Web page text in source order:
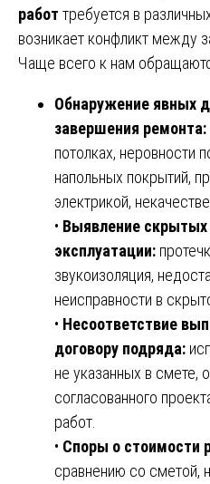
работ требуется в
возникает конфликт между
Чаще всего к нам
Обнаружение явных
завершения ремонта:
потолках, неровности
напольных покрытий,
электрикой,
• Выявление
эксплуатации:
звукоизоляция,
неисправности в
• Несоответствие
договору подряда:
не указанных в смете,
согласованного
работ.
• Споры о стоимости
сравнению со сметой,